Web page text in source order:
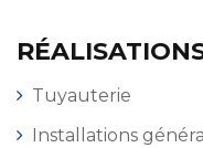
Tuyauterie
Installations